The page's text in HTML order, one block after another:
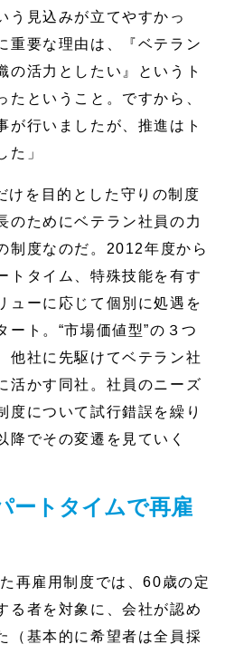
う見込みが立てやすかっ
重要な理由は、『ベテラン
の活力としたい』というト
たということ。ですから、
が行いましたが、推進はト
た」
けを目的とした守りの制度
のためにベテラン社員の力
制度なのだ。2012年度から
トタイム、特殊技能を有す
ューに応じて個別に処遇を
ート。“市場価値型”の３つ
他社に先駆けてベテラン社
活かす同社。社員のニーズ
度について試行錯誤を繰り
降でその変遷を見ていく
ートタイムで再雇
再雇用制度では、60歳の定
る者を対象に、会社が認め
（基本的に希望者は全員採